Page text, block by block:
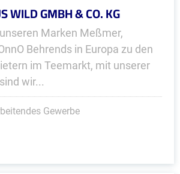
WILD GMBH & CO. KG
Marken Meßmer,
Behrends in Europa zu den
im Teemarkt, mit unserer
wir...
Gewerbe